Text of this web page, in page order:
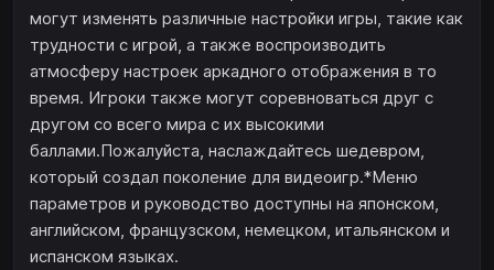
могут изменять различные настройки игры, такие как
трудности с игрой, а также воспроизводить
атмосферу настроек аркадного отображения в то
время. Игроки также могут соревноваться друг с
другом со всего мира с их высокими
баллами.Пожалуйста, наслаждайтесь шедевром,
который создал поколение для видеоигр.*Меню
параметров и руководство доступны на японском,
английском, французском, немецком, итальянском и
испанском языках.